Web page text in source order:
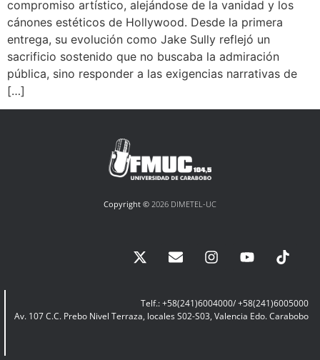
compromiso artístico, alejándose de la vanidad y los
cánones estéticos de Hollywood. Desde la primera
entrega, su evolución como Jake Sully reflejó un
sacrificio sostenido que no buscaba la admiración
pública, sino responder a las exigencias narrativas de
[…]
Copyright © 2026 DIMETEL-UC
Telf.: +58(241)6004000/ +58(241)6005000
Av. 107 C.C. Prebo Nivel Terraza, locales S02-S03, Valencia Edo. Carabobo